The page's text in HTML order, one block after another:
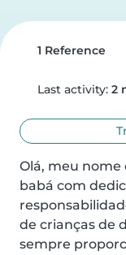
1 Reference
Last activity: 2
Olá, meu nome
babá com
de crianças de
sempre